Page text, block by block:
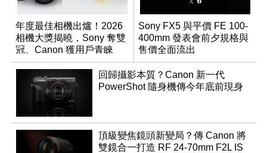
年度最佳相機出爐！2026
相機大獎揭曉，Sony 奪雙
冠、Canon 獲用戶青睞
Sony FX5 與平價 FE 100-
400mm 發表會前夕規格與
售價全面流出
回歸攝影本質？Canon 新一代
PowerShot 隨身機傳今年底前現身
頂級變焦鏡頭新變局？傳 Canon 將
雙鏡合一打造 RF 24-70mm F2L IS